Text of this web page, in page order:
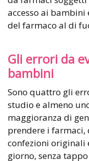
accesso ai
del farmaco al di
Gli errori da
bambini
Sono quattro gli
studio e almeno
maggioranza di
prendere i farmaci,
confezioni originali
giorno, senza